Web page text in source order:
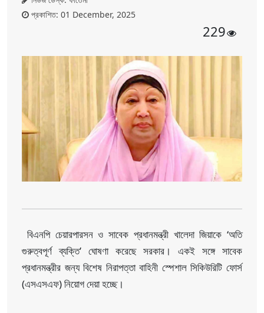
প্রকাশিত: 01 December, 2025
229
বিএনপি চেয়ারপারসন ও সাবেক প্রধানমন্ত্রী খালেদা জিয়াকে ‘অতি
গুরুত্বপূর্ণ ব্যক্তি’ ঘোষণা করেছে সরকার। একই সঙ্গে সাবেক
প্রধানমন্ত্রীর জন্য বিশেষ নিরাপত্তা বাহিনী স্পেশাল সিকিউরিটি ফোর্স
(এসএসএফ) নিয়োগ দেয়া হচ্ছে।